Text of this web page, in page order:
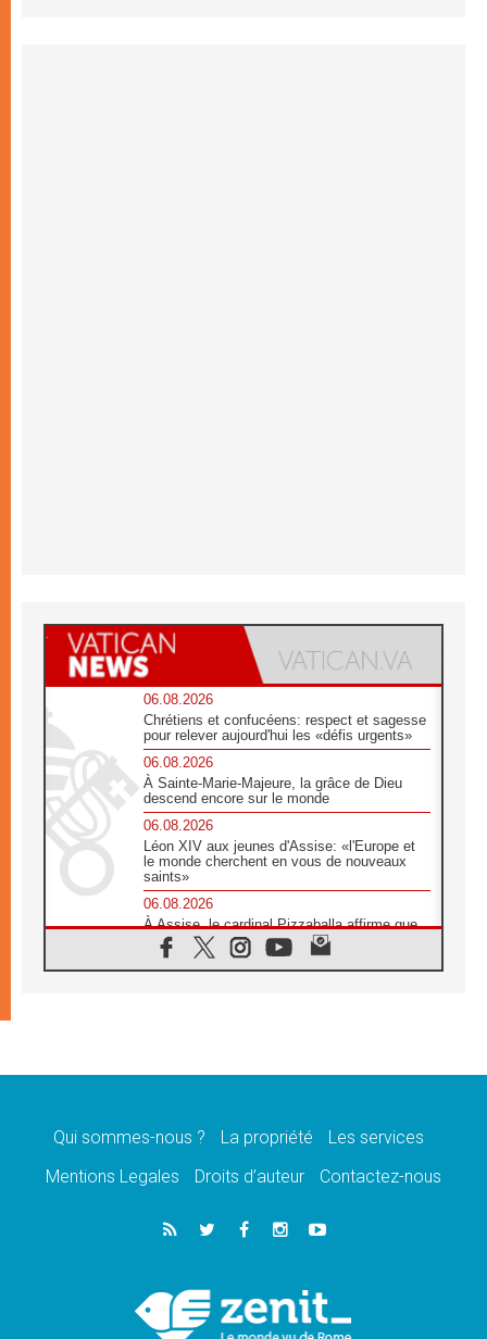
06.08.2026
Chrétiens et confucéens: respect et sagesse
pour relever aujourd'hui les «défis urgents»
06.08.2026
À Sainte-Marie-Majeure, la grâce de Dieu
descend encore sur le monde
06.08.2026
Léon XIV aux jeunes d'Assise: «l'Europe et
le monde cherchent en vous de nouveaux
saints»
06.08.2026
À Assise, le cardinal Pizzaballa affirme que
«les chrétiens veulent la paix»
06.08.2026
message de paix et de dignité humaine»
«La visite du Pape en Uruguay renforcera
05.08.2026
Le nonce en Ukraine: «Il est inquiétant
Léon XIV au Pérou, une lueur d'espoir pour
un peuple en quête de paix
Qui sommes-nous ? La propriété
Les services
Mentions Legales
Droits d’auteur Contactez-nous